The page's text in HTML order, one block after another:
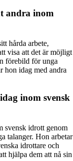
andra inom
hårda arbete,
visa att det är möjligt
förebild för unga
hon idag med andra
inom svensk
svensk idrott genom
talanger. Hon arbetar
idrottare och
hjälpa dem att nå sin